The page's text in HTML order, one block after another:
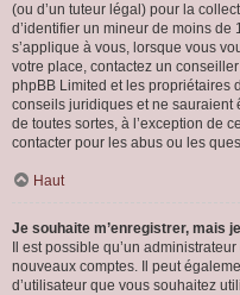
(ou d’un tuteur légal) pour la
d’identifier un mineur de moins de
s’applique à vous, lorsque vous
votre place, contactez un
phpBB Limited et les propriétaires
conseils juridiques et ne sauraient
de toutes sortes, à l’exception de
contacter pour les abus ou les
Haut
Je souhaite m’enregistrer, mais
Il est possible qu’un
nouveaux comptes. Il peut
d’utilisateur que vous souhaitez